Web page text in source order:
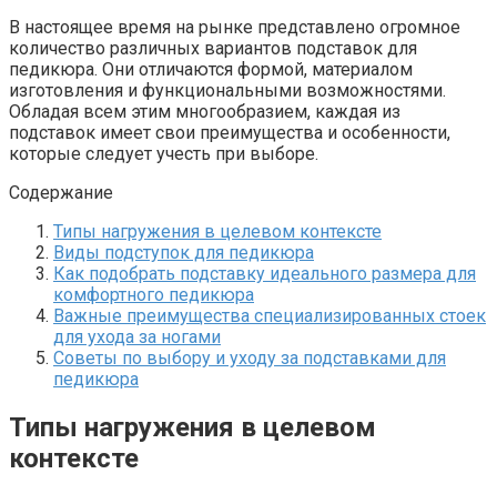
В настоящее время на рынке представлено огромное
количество различных вариантов подставок для
педикюра. Они отличаются формой, материалом
изготовления и функциональными возможностями.
Обладая всем этим многообразием, каждая из
подставок имеет свои преимущества и особенности,
которые следует учесть при выборе.
Содержание
Типы нагружения в целевом контексте
Виды подступок для педикюра
Как подобрать подставку идеального размера для
комфортного педикюра
Важные преимущества специализированных стоек
для ухода за ногами
Советы по выбору и уходу за подставками для
педикюра
Типы нагружения в целевом
контексте